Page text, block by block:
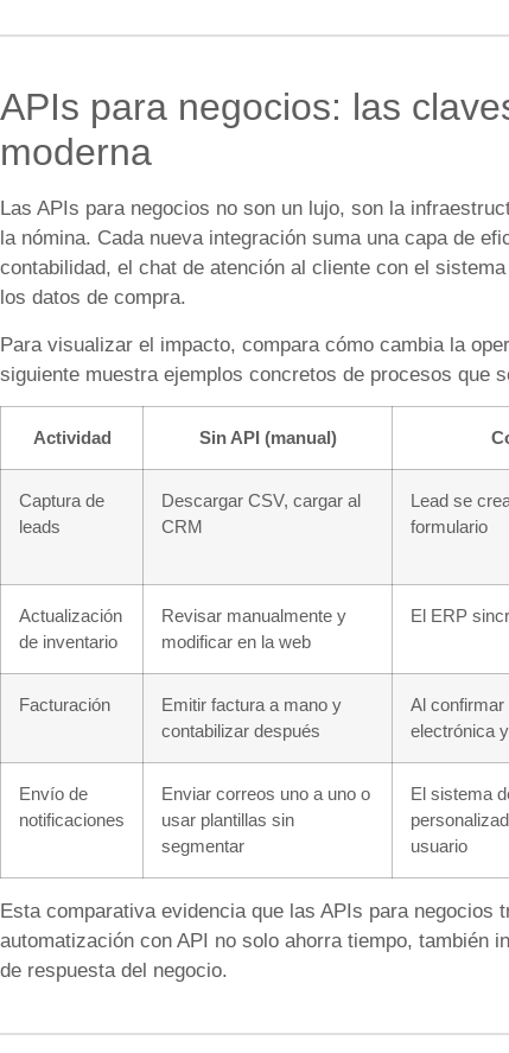
APIs para negocios: las
moderna
Las APIs para negocios no son un lujo, son la
la nómina. Cada nueva integración suma una capa de
contabilidad, el chat de atención al cliente con el
los datos de compra.
Para visualizar el impacto, compara cómo cambia la
siguiente muestra ejemplos concretos de procesos que
Actividad Sin API (manual)
Captura de
leads
Descargar CSV, cargar al
CRM
Lead se
formulario
Actualización
de inventario
Revisar manualmente y
modificar en la web
El ERP
Facturación
Emitir factura a mano y
contabilizar después
Al confirmar
electrónica
Envío de
notificaciones
Enviar correos uno a uno o
usar plantillas sin
segmentar
El sistema
usuario
Esta comparativa evidencia que las APIs para
automatización con API no solo ahorra tiempo, también
de respuesta del negocio.